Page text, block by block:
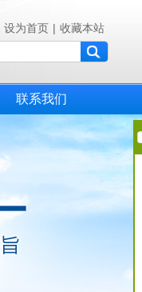
设为首页 | 收藏本站
联系我们